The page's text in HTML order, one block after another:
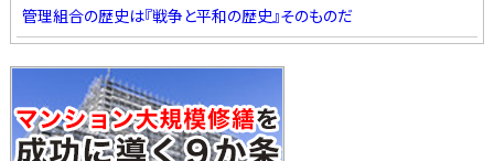
管理組合の歴史は『戦争と平和の歴史』そのものだ